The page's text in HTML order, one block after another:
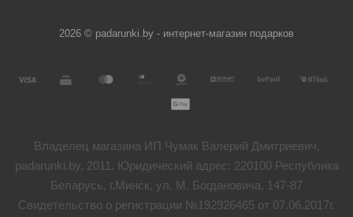
2026 © padarunki.by - интернет-магазин подарков
Владелец магазина ИП Чумак Валерий Дмитриевич,
padarunki.by, 2011. Юридический адрес: 220100 Республика
Беларусь, г.Минск, ул. М. Богдановича, 147-87
Свидетельство о регистрации №192926465 от 07.06.2017г.